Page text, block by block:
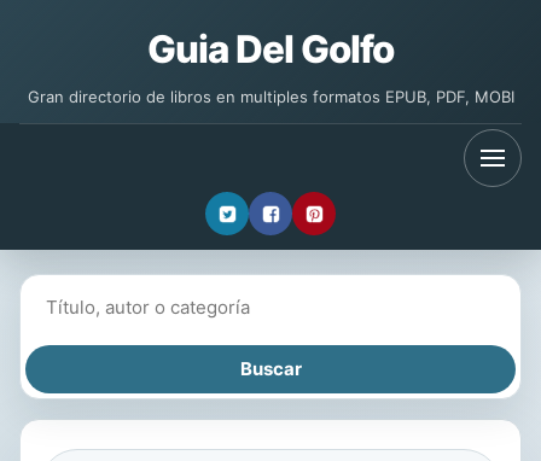
Guia Del Golfo
Gran directorio de libros en multiples formatos EPUB, PDF, MOBI